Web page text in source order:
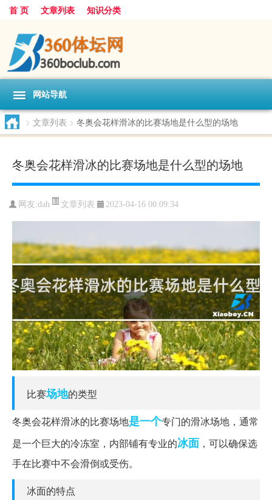
首 页 文章列表 知识分类
网站导航
> 文章列表 > 冬奥会花样滑冰的比赛场地是什么型的场地
冬奥会花样滑冰的比赛场地是什么型的场地
网友:dah 文章列表 2023-04-16 00:09:34
比赛场地的类型
冬奥会花样滑冰的比赛场地是一个专门的滑冰场地，通常
是一个巨大的冷冻室，内部铺有专业的冰面 ，可以确保选
手在比赛中不会滑倒或受伤。
冰面的特点